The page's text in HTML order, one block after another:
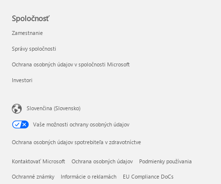
Spoločnosť
Zamestnanie
Správy spoločnosti
Ochrana osobných údajov v spoločnosti Microsoft
Investori
Slovenčina (Slovensko)
Vaše možnosti ochrany osobných údajov
Ochrana osobných údajov spotrebiteľa v zdravotníctve
Kontaktovať Microsoft Ochrana osobných údajov Podmienky používania
Ochranné známky Informácie o reklamách EU Compliance DoCs